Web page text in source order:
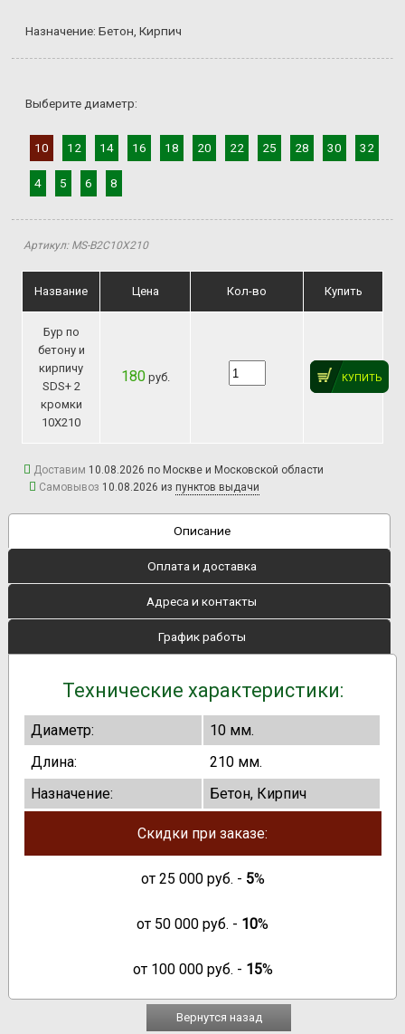
Назначение: Бетон, Кирпич
Выберите диаметр:
10 12 14 16 18 20 22 25 28 30 32
4 5 6 8
Артикул: MS-B2C10Х210
Название Цена Кол-во Купить
Бур по
бетону и
кирпичу
SDS+ 2
кромки
10Х210
180руб. КУПИТЬ
Доставим 10.08.2026 по Москве и Московской области
Самовывоз 10.08.2026 из пунктов выдачи
Описание
Оплата и доставка
Адреса и контакты
График работы
Технические характеристики:
Диаметр:
10 мм.
Длина:
210 мм.
Назначение:
Бетон, Кирпич
Скидки при заказе:
от 25 000руб. - 5%
от 50 000 руб. - 10%
от 100 000руб. - 15%
Вернутся назад